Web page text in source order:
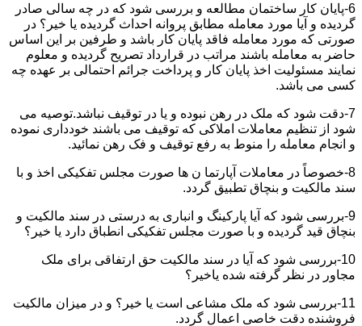
6-پایان کار ساختمان مطالعه و بررسی شود که در چه سالی صادر
گردیده و آیا مورد معامله مطابق پروانه احداث گردیده یا خیر؟ در
صورتی که مورد معامله فاقد پایان کار باشد و طرفین بر این اساس
حاضر به معامله باشند مراتب در قرارداد تصریح گردیده و معلوم
نمایند مسئولیت اخذ پایان کار و پرداخت جرائم احتمالی بر عهده چه
کسی می باشد.
7-دقت شود که ملک در رهن نبوده و یا در توقیف نباشد.توصیه می
شود از تنظیم معاملات املاکی که توقیف می باشند خودداری نموده
و انجام معامله را منوط به رفع توقیف و فک رهن نمائید.
8-خصوصاً در معاملات آپارتما ن ها صورت مجلس تفکیکی اخذ و با
سند مالکیت و بنچاق تطبیق گردد.
9-بررسی شود که آیا پارکینگ و انباری به درستی در سند مالکیت و
بنچاق قید گردیده و با صورت مجلس تفکیکی انطباق دارد یا خیر؟
10-بررسی شود که آیا در سند مالکیت حق ارتفاقی برای ملک
مجاور در نظر گرفته شده یاخیر؟
11-بررسی شود که ملک مشاعی است یا خیر؟ و در میزان مالکیت
فروشنده دقت خاصی اعمال گردد.